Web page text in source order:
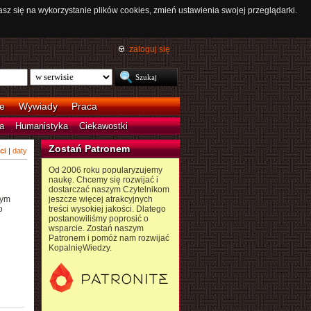
się na wykorzystanie plików cookies, zmień ustawienia swojej przeglądarki.
zaloguj się
Wywiady Praca
Humanistyka Ciekawostki
| daty Zostań Patronem
Od 2006 roku popularyzujemy
naukę. Chcemy się rozwijać i
dostarczać naszym Czytelnikom
jeszcze więcej atrakcyjnych
treści wysokiej jakości. Dlatego
postanowiliśmy poprosić o
wsparcie. Zostań naszym
Patronem i pomóż nam rozwijać
KopalnięWiedzy.